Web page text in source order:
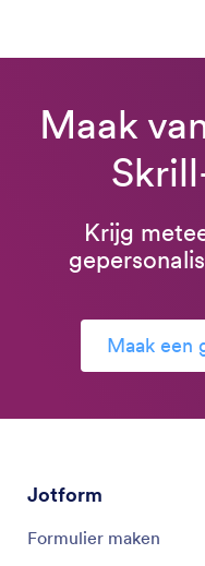
Maak
Krijg
Maak een
Jotform
Formulier maken